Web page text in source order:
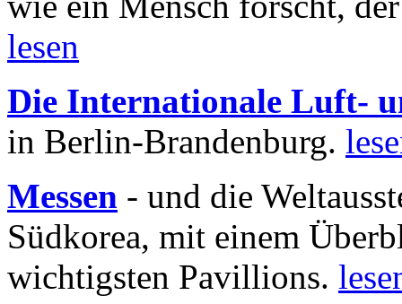
lesen
Die Internationale Luft-
in Berlin-Brandenburg.
Messen - und die
Südkorea, mit einem
wichtigsten Pavillions.